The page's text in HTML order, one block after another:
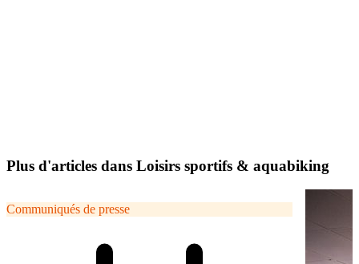
Plus d'articles dans Loisirs sportifs & aquabiking
Communiqués de presse